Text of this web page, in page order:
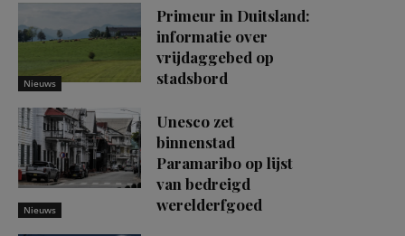
Nieuws
Primeur in Duitsland:
informatie over
vrijdaggebed op
stadsbord
Nieuws
Unesco zet
binnenstad
Paramaribo op lijst
van bedreigd
werelderfgoed